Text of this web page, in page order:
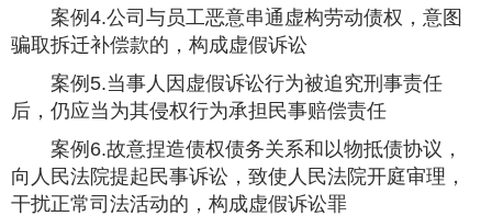
案例4.公司与员工恶意串通虚构劳动债权，意图
骗取拆迁补偿款的，构成虚假诉讼
案例5.当事人因虚假诉讼行为被追究刑事责任
后，仍应当为其侵权行为承担民事赔偿责任
案例6.故意捏造债权债务关系和以物抵债协议，
向人民法院提起民事诉讼，致使人民法院开庭审理，
干扰正常司法活动的，构成虚假诉讼罪